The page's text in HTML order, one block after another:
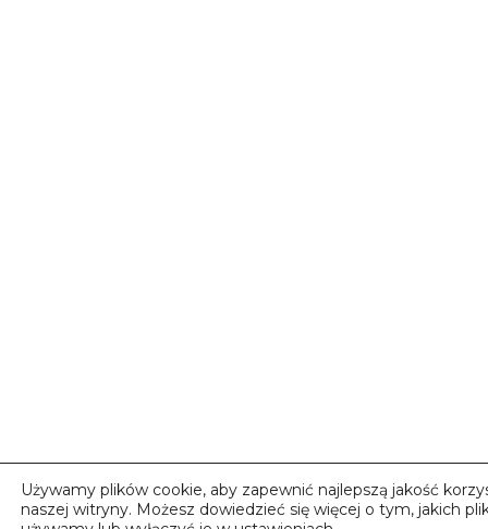
Używamy plików cookie, aby zapewnić najlepszą jakość
naszej witryny. Możesz dowiedzieć się więcej o tym, jakich